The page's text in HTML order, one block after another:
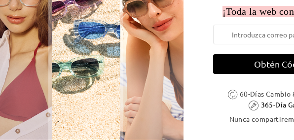
DELIVERY
Fabricación
5-7 días laborales detalles
¡Toda la web
Obtén
60-Días Cambio
365-Día
Nunca